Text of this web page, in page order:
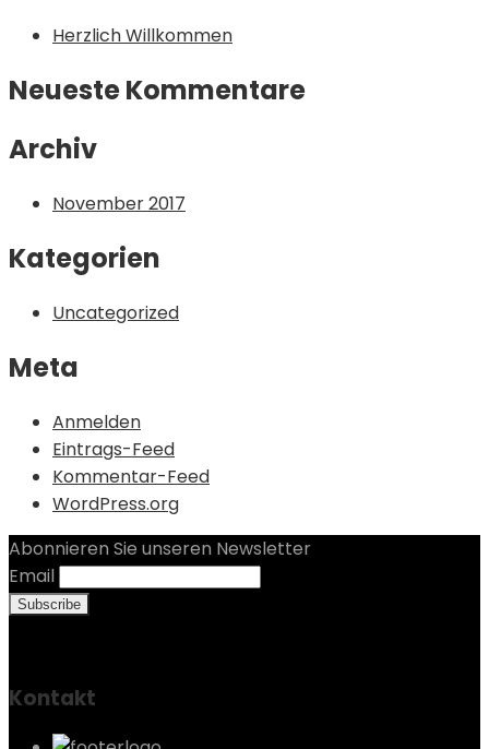
Herzlich Willkommen
Neueste Kommentare
Archiv
November 2017
Kategorien
Uncategorized
Meta
Anmelden
Eintrags-Feed
Kommentar-Feed
WordPress.org
Abonnieren Sie unseren Newsletter
Email
Kontakt